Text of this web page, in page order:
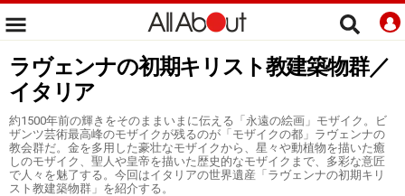
ラヴェンナの初期キリスト教建築物群／
イタリア
約1500年前の輝きをそのままいまに伝える「永遠の絵画」モザイク。ビ
ザンツ芸術最高峰のモザイクが残るのが「モザイクの都」ラヴェンナの
教会群だ。金を多用した豪壮なモザイクから、星々や動植物を描いた癒
しのモザイク、聖人や皇帝を描いた歴史的なモザイクまで、多彩な意匠
で人々を魅了する。今回はイタリアの世界遺産「ラヴェンナの初期キリ
スト教建築物群」を紹介する。